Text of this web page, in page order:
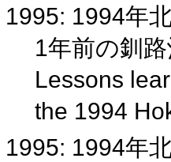
1995: 1994年
1年前の釧
Lessons
the 1994
1995: 1994年